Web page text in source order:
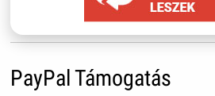
PayPal Támogatás